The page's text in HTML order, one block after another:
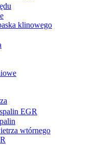
klinowego
EGR
wtórnego